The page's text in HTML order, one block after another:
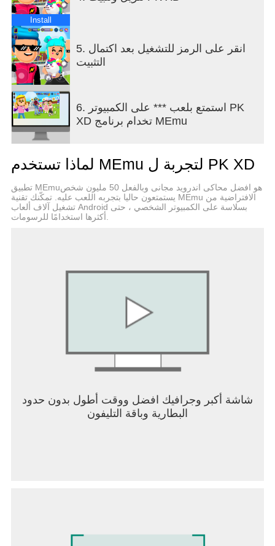
تبنَّ حيوانًا أليفًا افتراضيًا! اجمع حيوانين أليفين وابتكر
حيوانًا افتراضيًا فريدًا! تبنَّ حيوانك الأليف الافتراضي، وقم
بتربيته، وشاهده وهو يتطور إلى مخلوق رائع. كلما زاد
اهتمامك، كلما نما الأمر أكثر - شارك التجربة مع الأصدقاء
والعائلة!
فعاليات خاصة وتحديثات مجانية احتفل بالمناسبات
الموسمية الخاصة مع منتجات حصرية ذات طابع مميز!
ترقبوا التحديثات المجانية والمحتوى الجديد الذي يُضاف
انضم إلى المجتمع! ابنِ اللعبة معنا! شاركنا اقتراحاتك
وساعدنا في خلق أفضل تجربة لعائلتك.
لعبة PK XD آمنة ومناسبة للعائلة، وهي لعبة آمنة
سياسة الخصوصية:
الخدمة: https://policies.playpkxd.com/en/terms/2.0
تابعونا على: @pkxd.universe
Install
5. انقر على الرمز للتشغيل بعد اكتمال
التثبيت
6. استمتع بلعب *** على الكمبيوتر PK
XD تخدام برنامج MEmu
لماذا تستخدم MEmu لتجربة ل PK XD
تطبيق MEmuهو افضل محاكى اندرويد مجانى وبالفعل 50 مليون شخص
يستمتعون حاليا بتجربه اللعب عليه. تمكّنك تقنية MEmu الافتراضية من
تشغيل آلاف ألعاب Android بسلاسة على الكمبيوتر الشخصي ، حتى
شاشة أكبر وجرافيك افضل ووقت أطول بدون حدود
البطارية وباقة التليفون